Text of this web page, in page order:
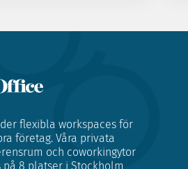
flexibla workspaces för
företag. Våra privata
och coworkingytor
8 platser i Stockholm,